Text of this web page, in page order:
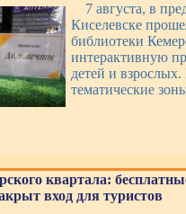
7 августа, в
Киселевске
библиотеки
интерактивную
детей и
тематические
квартала:
вход для туристов